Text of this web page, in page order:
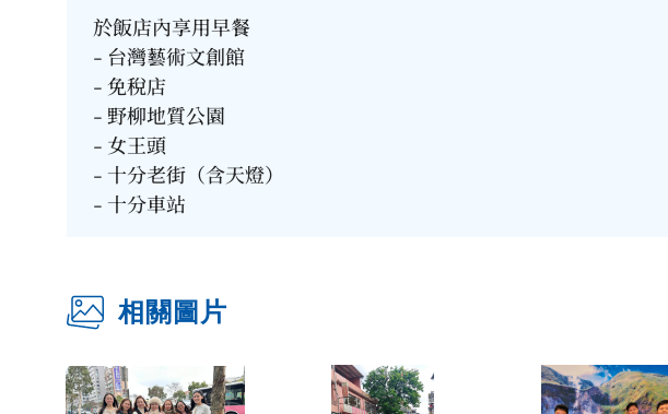
於飯店內享用早餐
- 台灣藝術文創館
- 免稅店
- 野柳地質公園
- 女王頭
- 十分老街（含天燈）
- 十分車站
相關圖片